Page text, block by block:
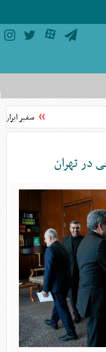
سفیر
در تهران